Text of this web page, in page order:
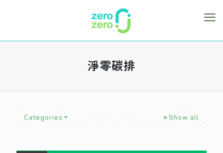
淨零碳排
Categories Show all